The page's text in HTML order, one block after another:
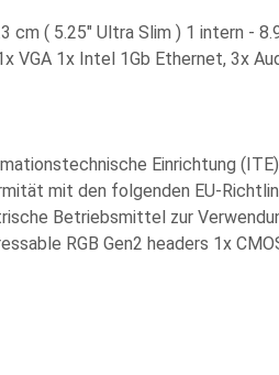
cm ( 5.25" Ultra Slim ) 1 intern -
VGA 1x Intel 1Gb Ethernet, 3x
Einrichtung
mit den folgenden EU-
Betriebsmittel zur
RGB Gen2 headers 1x